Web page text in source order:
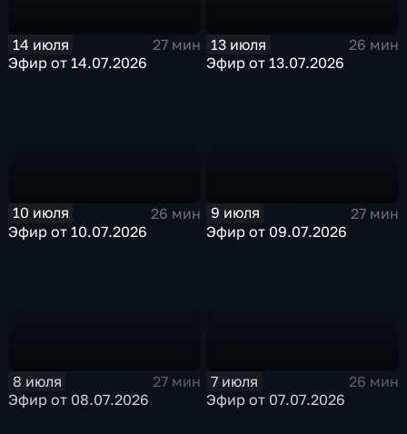
14 июля
27 мин
Эфир от 14.07.2026
13 июля
26 мин
Эфир от 13.07.2026
10 июля
26 мин
Эфир от 10.07.2026
9 июля
27 мин
Эфир от 09.07.2026
8 июля
27 мин
Эфир от 08.07.2026
7 июля
26 мин
Эфир от 07.07.2026